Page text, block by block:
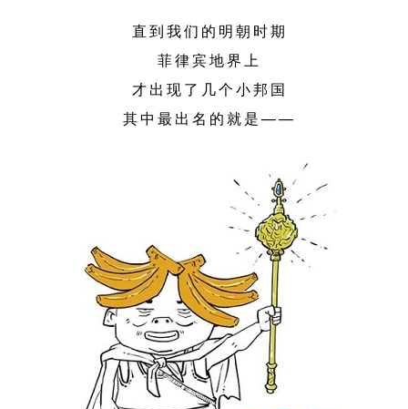
直到我们的明朝时期
菲律宾地界上
才出现了几个小邦国
其中最出名的就是——